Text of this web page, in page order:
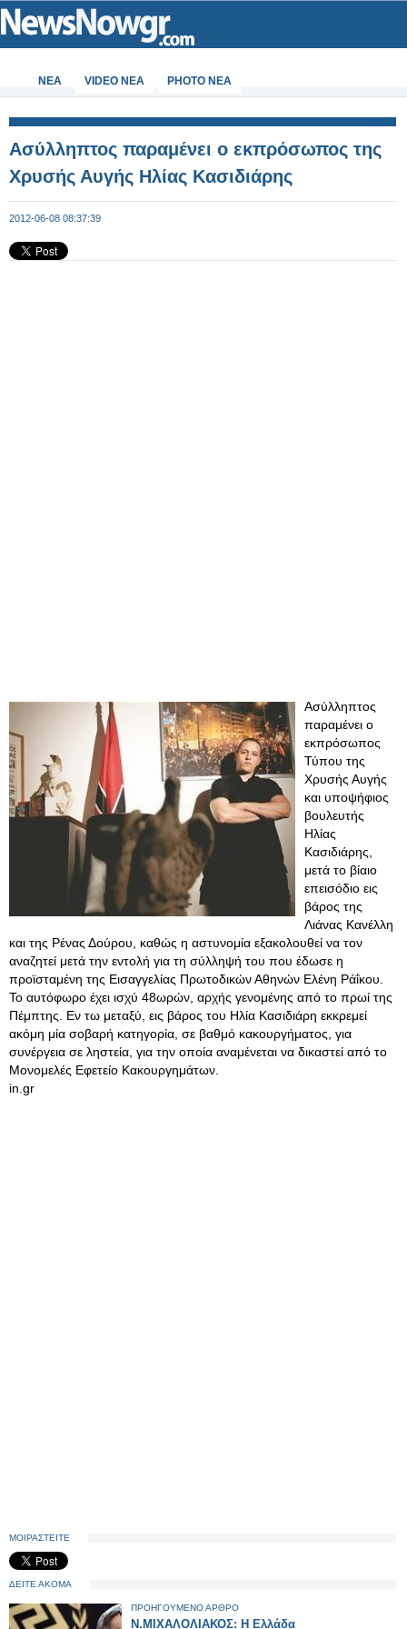
ΝΕΑ VIDEO NEA PHOTO NEA
Ασύλληπτος παραμένει ο εκπρόσωπος της
Χρυσής Αυγής Ηλίας Κασιδιάρης
2012-06-08 08:37:39
Ασύλληπτος
παραμένει ο
εκπρόσωπος
Τύπου της
Χρυσής Αυγής
και υποψήφιος
βουλευτής
Ηλίας
Κασιδιάρης,
μετά το βίαιο
επεισόδιο εις
βάρος της
Λιάνας Κανέλλη
και της Ρένας Δούρου, καθώς η αστυνομία εξακολουθεί να τον
αναζητεί μετά την εντολή για τη σύλληψή του που έδωσε η
προϊσταμένη της Εισαγγελίας Πρωτοδικών Αθηνών Ελένη Ράΐκου.
Το αυτόφωρο έχει ισχύ 48ωρών, αρχής γενομένης από το πρωί της
Πέμπτης. Εν τω μεταξύ, εις βάρος του Ηλία Κασιδιάρη εκκρεμεί
ακόμη μία σοβαρή κατηγορία, σε βαθμό κακουργήματος, για
συνέργεια σε ληστεία, για την οποία αναμένεται να δικαστεί από το
Μονομελές Εφετείο Κακουργημάτων.
in.gr
ΜΟΙΡΑΣΤΕΙΤΕ
ΔΕΙΤΕ ΑΚΟΜΑ
ΠΡΟΗΓΟΥΜΕΝΟ ΑΡΘΡΟ
Ν.ΜΙΧΑΛΟΛΙΑΚΟΣ: Η Ελλάδα